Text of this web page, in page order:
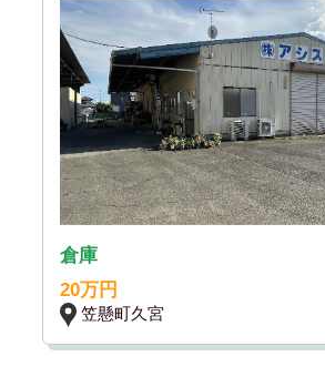
倉庫
20万円
笠懸町久宮